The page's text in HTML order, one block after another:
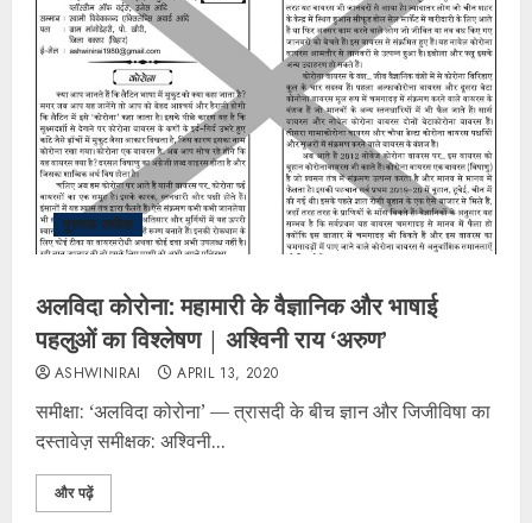
पुस्तक समीक्षा
अलविदा कोरोना: महामारी के वैज्ञानिक और भाषाई
पहलुओं का विश्लेषण | अश्विनी राय ‘अरुण’
ASHWINIRAI APRIL 13, 2020
समीक्षा: ‘अलविदा कोरोना’ — त्रासदी के बीच ज्ञान और जिजीविषा का
दस्तावेज़ ​समीक्षक: अश्विनी...
और पढ़ें